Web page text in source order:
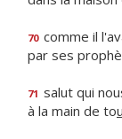
70 comme il
par ses
71 salut qui
à la main de tou